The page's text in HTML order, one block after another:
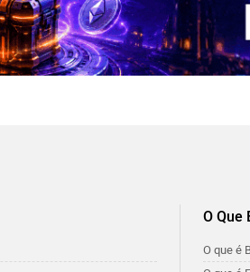
O Que
O que é